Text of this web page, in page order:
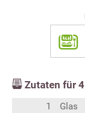
Zutaten für 4
1 Glas